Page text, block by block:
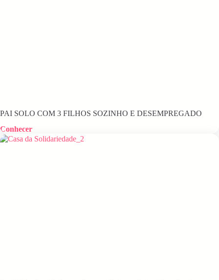
PAI SOLO COM 3 FILHOS SOZINHO E DESEMPREGADO
Conhecer